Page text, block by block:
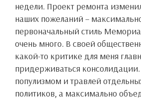
недели. Проект ремонта
наших пожеланий –
первоначальный стиль
очень много. В своей
какой-то критике для меня
придерживаться
популизмом и травлей
политиков, а максимально